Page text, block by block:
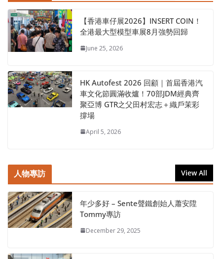
【香港車仔展2026】INSERT COIN！
全港最大型模型車展8月強勢回歸
June 25, 2026
HK Autofest 2026 回顧｜首屆香港汽
車文化節圓滿收爐！70部JDM經典齊
聚亞博 GTR之父田村宏志＋織戶茉彩
撐場
April 5, 2026
人物專訪 View All
年少多好 – Sente聲鐵創始人蕭安陞
Tommy專訪
December 29, 2025